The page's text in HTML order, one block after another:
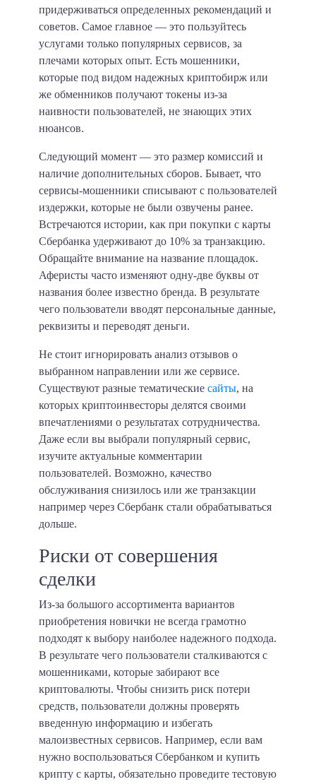
придерживаться определенных рекомендаций и
советов. Самое главное — это пользуйтесь
услугами только популярных сервисов, за
плечами которых опыт. Есть мошенники,
которые под видом надежных криптобирж или
же обменников получают токены из-за
наивности пользователей, не знающих этих
нюансов.
Следующий момент — это размер комиссий и
наличие дополнительных сборов. Бывает, что
сервисы-мошенники списывают с пользователей
издержки, которые не были озвучены ранее.
Встречаются истории, как при покупки с карты
Сбербанка удерживают до 10% за транзакцию.
Обращайте внимание на название площадок.
Аферисты часто изменяют одну-две буквы от
названия более известно бренда. В результате
чего пользователи вводят персональные данные,
реквизиты и переводят деньги.
Не стоит игнорировать анализ отзывов о
выбранном направлении или же сервисе.
Существуют разные тематические сайты, на
которых криптоинвесторы делятся своими
впечатлениями о результатах сотрудничества.
Даже если вы выбрали популярный сервис,
изучите актуальные комментарии
пользователей. Возможно, качество
обслуживания снизилось или же транзакции
например через Сбербанк стали обрабатываться
дольше.
Риски от совершения
сделки
Из-за большого ассортимента вариантов
приобретения новички не всегда грамотно
подходят к выбору наиболее надежного подхода.
В результате чего пользователи сталкиваются с
мошенниками, которые забирают все
криптовалюты. Чтобы снизить риск потери
средств, пользователи должны проверять
введенную информацию и избегать
малоизвестных сервисов. Например, если вам
нужно воспользоваться Сбербанком и купить
крипту с карты, обязательно проведите тестовую